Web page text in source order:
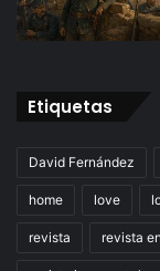
Etiquetas
David Fernández
home love
revista revista